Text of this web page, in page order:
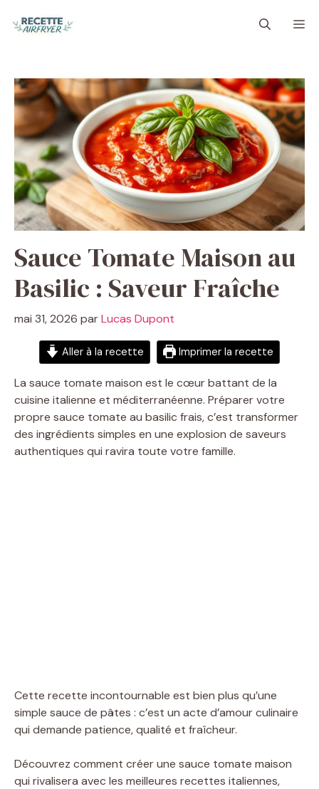
Sauce Tomate Maison au
Basilic : Saveur Fraîche
mai 31, 2026 parLucas Dupont
Aller à la recette Imprimer la recette
La sauce tomate maison est le cœur battant de la
cuisine italienne et méditerranéenne. Préparer votre
propre sauce tomate au basilic frais, c’est transformer
des ingrédients simples en une explosion de saveurs
authentiques qui ravira toute votre famille.
Cette recette incontournable est bien plus qu’une
simple sauce de pâtes : c’est un acte d’amour culinaire
qui demande patience, qualité et fraîcheur.
Découvrez comment créer une sauce tomate maison
qui rivalisera avec les meilleures recettes italiennes,